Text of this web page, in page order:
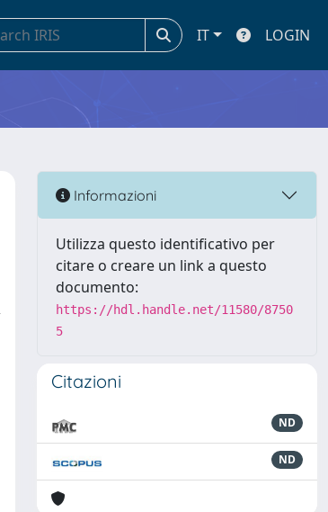
IT LOGIN
Informazioni
Utilizza questo identificativo per
citare o creare un link a questo
documento:
https://hdl.handle.net/11580/8750
5
Citazioni
ND
ND